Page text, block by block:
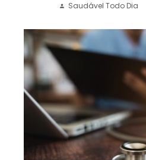
Saudável Todo Dia